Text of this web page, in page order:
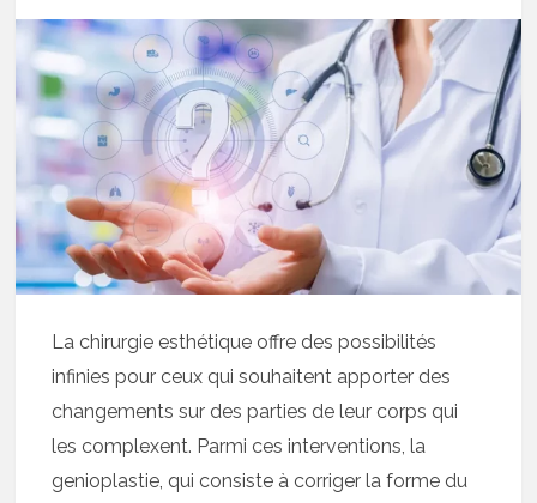
La chirurgie esthétique offre des possibilités
infinies pour ceux qui souhaitent apporter des
changements sur des parties de leur corps qui
les complexent. Parmi ces interventions, la
genioplastie, qui consiste à corriger la forme du